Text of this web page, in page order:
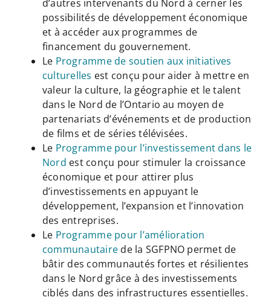
d’autres intervenants du Nord à cerner les
possibilités de développement économique
et à accéder aux programmes de
financement du gouvernement.
Le Programme de soutien aux initiatives
culturelles est conçu pour aider à mettre en
valeur la culture, la géographie et le talent
dans le Nord de l’Ontario au moyen de
partenariats d’événements et de production
de films et de séries télévisées.
Le Programme pour l’investissement dans le
Nord est conçu pour stimuler la croissance
économique et pour attirer plus
d’investissements en appuyant le
développement, l’expansion et l’innovation
des entreprises.
Le Programme pour l’amélioration
communautaire de la SGFPNO permet de
bâtir des communautés fortes et résilientes
dans le Nord grâce à des investissements
ciblés dans des infrastructures essentielles.